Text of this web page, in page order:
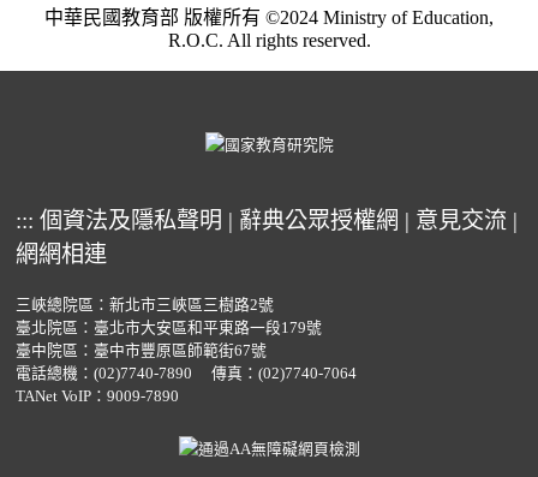
中華民國教育部 版權所有 ©2024 Ministry of Education,
R.O.C. All rights reserved.
::: 個資法及隱私聲明 | 辭典公眾授權網 | 意見交流 |
網網相連
三峽總院區：新北市三峽區三樹路2號
臺北院區：臺北市大安區和平東路一段179號
臺中院區：臺中市豐原區師範街67號
電話總機： (02)7740-7890
傳真：(02)7740-7064
TANet VoIP：9009-7890